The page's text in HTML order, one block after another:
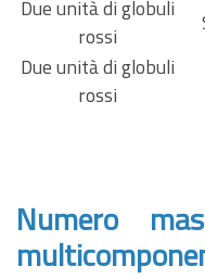
Due unità di globuli
rossi
Due unità di globuli
rossi
Numero